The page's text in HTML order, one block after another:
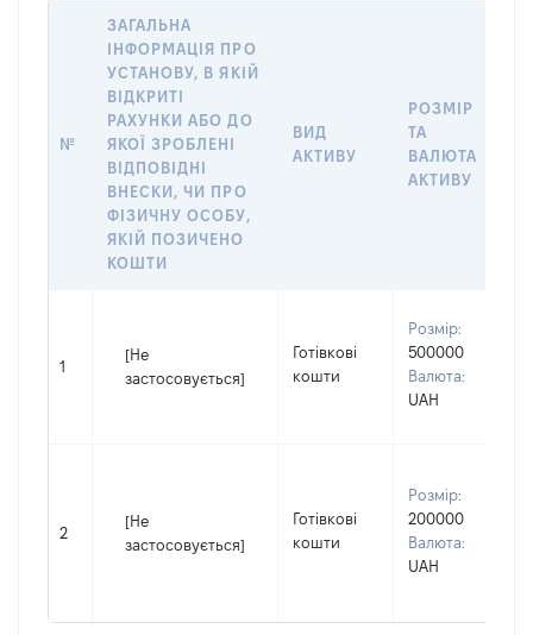
№
ЗАГАЛЬНА
ІНФОРМАЦІЯ ПРО
УСТАНОВУ, В ЯКІЙ
ВІДКРИТІ
РАХУНКИ АБО ДО
ЯКОЇ ЗРОБЛЕНІ
ВІДПОВІДНІ
ВНЕСКИ, ЧИ ПРО
ФІЗИЧНУ ОСОБУ,
ЯКІЙ ПОЗИЧЕНО
КОШТИ
ВИД
АКТИВУ
РОЗМІР
ТА
ВАЛЮТА
АКТИВУ
1
[Не
застосовується]
Готівкові
кошти
Розмір:
500000
Валюта:
UAH
2
[Не
застосовується]
Готівкові
кошти
Розмір:
200000
Валюта:
UAH